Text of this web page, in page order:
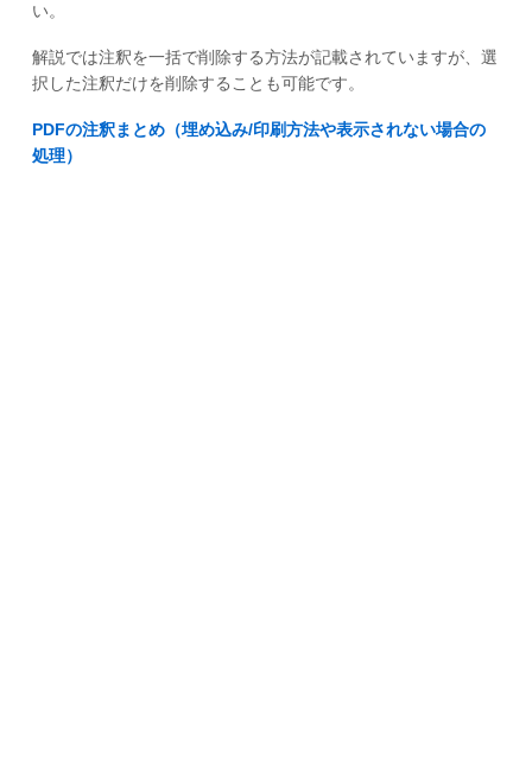
い。
解説では注釈を一括で削除する方法が記載されていますが、選
択した注釈だけを削除することも可能です。
PDFの注釈まとめ（埋め込み/印刷方法や表示されない場合の
処理）